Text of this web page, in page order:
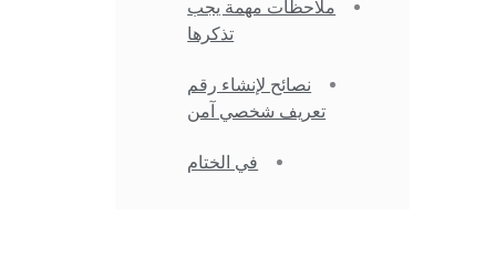
ملاحظات مهمة يجب
تذكرها
نصائح لإنشاء رقم
تعريف شخصي آمن
في الختام